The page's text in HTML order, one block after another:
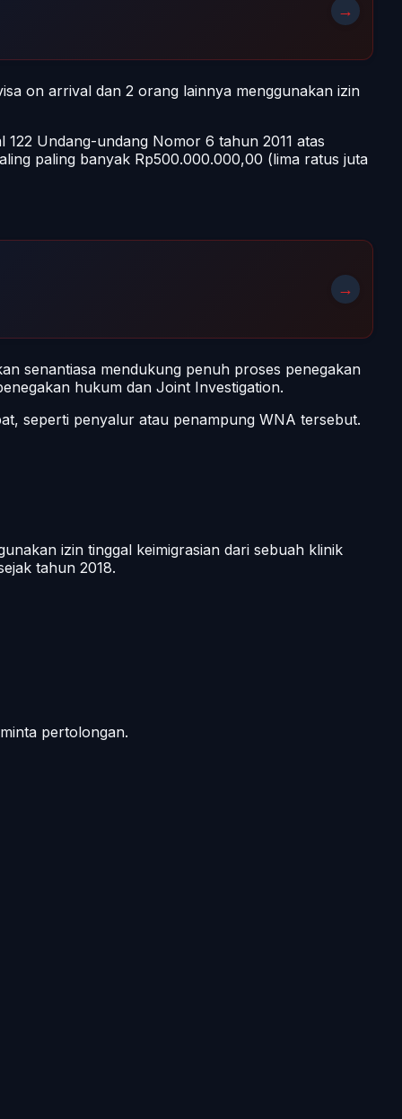
→
on arrival dan 2 orang lainnya menggunakan izin
Undang-undang Nomor 6 tahun 2011 atas
paling banyak Rp500.000.000,00 (lima ratus juta
→
senantiasa mendukung penuh proses penegakan
hukum dan Joint Investigation.
seperti penyalur atau penampung WNA tersebut.
izin tinggal keimigrasian dari sebuah klinik
tahun 2018.
pertolongan.